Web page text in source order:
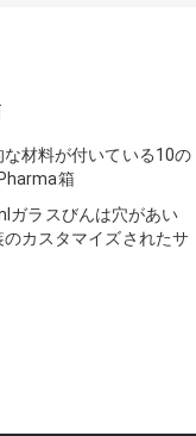
材料が付いている10の
箱
ガラスびんは穴があい
カスタマイズされたサ